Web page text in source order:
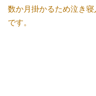
数か月掛かるため泣き
です。